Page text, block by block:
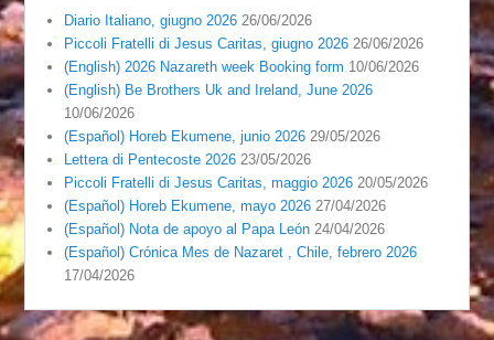
Diario Italiano, giugno 2026 26/06/2026
Piccoli Fratelli di Jesus Caritas, giugno 2026 26/06/2026
(English) 2026 Nazareth week Booking form 10/06/2026
(English) Be Brothers Uk and Ireland, June 2026
10/06/2026
(Español) Horeb Ekumene, junio 2026 29/05/2026
Lettera di Pentecoste 2026 23/05/2026
Piccoli Fratelli di Jesus Caritas, maggio 2026 20/05/2026
(Español) Horeb Ekumene, mayo 2026 27/04/2026
(Español) Nota de apoyo al Papa León 24/04/2026
(Español) Crónica Mes de Nazaret , Chile, febrero 2026
17/04/2026